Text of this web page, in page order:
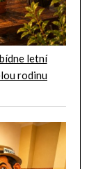
letní
rodinu